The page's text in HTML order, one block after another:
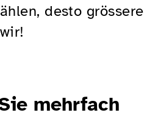
desto grössere
mehrfach